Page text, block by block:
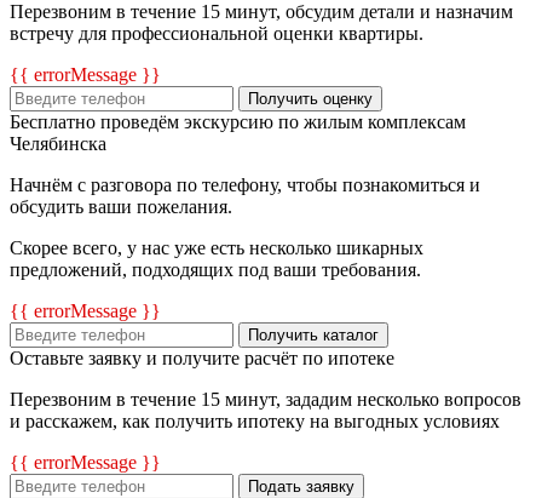
Перезвоним в течение 15 минут, обсудим детали и назначим
встречу для профессиональной оценки квартиры.
{{ errorMessage }}
Получить оценку
Бесплатно проведём экскурсию по жилым комплексам
Челябинска
Начнём с разговора по телефону, чтобы познакомиться и
обсудить ваши пожелания.
Скорее всего, у нас уже есть несколько шикарных
предложений, подходящих под ваши требования.
{{ errorMessage }}
Получить каталог
Оставьте заявку и получите расчёт по ипотеке
Перезвоним в течение 15 минут, зададим несколько вопросов
и расскажем, как получить ипотеку на выгодных условиях
{{ errorMessage }}
Подать заявку